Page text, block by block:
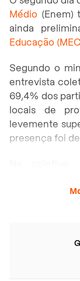
Médio (Enem)
ainda
Educação
Segundo o
entrevista
69,4% dos
locais de
levemente
presença foi
ocorreu “sem
Pé-
a participação